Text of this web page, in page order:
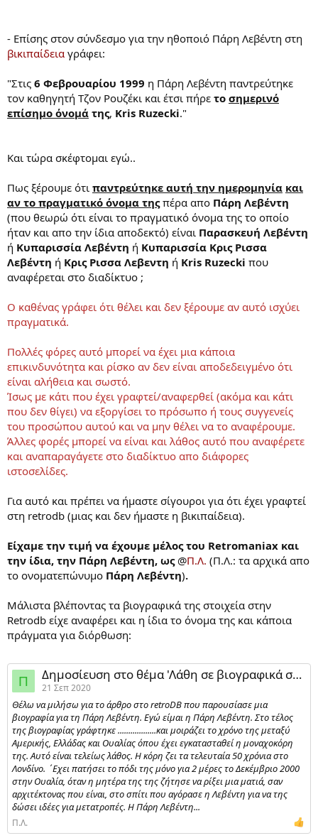
2006-03-16 -- ΠΟΛΕΜΟΙ ΓΙΑ ΤΟ ΠΕΤΡΕΛΑΙΟ. ΜΕΤΑ ΤΟ ΙΡΑΚ ΤΟ ΙΡΑΝ;
2006-03-23 -- Ο ΠΟΛΕΜΟΣ ΤΩΝ ΣΚΙΤΣΩΝ
2006-03-30 -- Η ΕΛΛΑΔΑ ΠΟΥ ΚΕΡΔΙΖΕΙ
2006-04-06 -- ΑΡΧΑΙΟΚΑΠΗΛΕΙΑ
2006-04-13 -- ΕΜΦΥΛΙΟΣ: ΤΑ ΑΙΤΙΑ
2006-04-27 -- ΑΡΧΑΙΟΚΑΠΗΛΙΑ
2006-05-04 -- ΑΛΕΞΑΝΔΡΟΣ ΠΑΝΑΓΟΥΛΗΣ
2006-05-25 -- ΜΕ ΑΦΟΡΜΗ ΤΟΝ ΚΩΔΙΚΑ ΝΤΑ ΒΙΝΤΣΙ: ΤΑ ΜΥΣΤΙΚΑ
ΤΟΥ ΒΑΤΙΚΑΝΟΥ
2006-06-15 -- ΑΪΝΣΤΑΪΝ
2006-10-26 -- ΚΑΤΟΧΗ ΚΑΙ ΑΝΤΙΣΤΑΣΗ
2006-11-02 -- Η ΑΜΕΡΙΚΗ ΣΤΙΣ ΚΑΛΠΕΣ
2006-11-16 -- Η ΑΓΝΩΣΤΗ ΑΝΤΙΣΤΑΣΗ ΚΑΤΑ ΤΗΣ ΔΙΚΤΑΤΟΡΙΑΣ
2006-11-30 -- Η ΚΟΥΒΑ ΤΟΥ ΦΙΝΤΕΛ ΚΑΣΤΡΟ
2006-12-07 -- ΦΡΟΫΝΤ, Η ΕΛΛΑΔΑ ΣΤΟ ΝΤΙΒΑΝΙ
2006-12-14 -- ΠΙΝΟΣΕΤ, Η ΤΕΛΕΥΤΑΙΑ ΠΑΡΑΣΤΑΣΗ
2006-12-28 -- ΜΟΥΣΙΚΕΣ ΠΟΥ ΑΛΛΑΖΟΥΝ ΤΟΝ ΚΟΣΜΟ
2007-01-11 -- ΜΕΓΑΛΕΣ ΕΤΑΙΡΕΙΕΣ: ΟΙ ΝΕΟΙ ΑΦΕΝΤΕΣ ΤΟΥ ΠΛΑΝΗΤΗ
2007-01-18 -- Η ΡΩΣΙΑ ΤΟΥ ΠΟΥΤΙΝ
2007-01-25 -- ΟΛΟΚΑΥΤΩΜΑ: Η ΕΛΛΗΝΙΚΗ ΠΕΡΙΠΤΩΣΗ
2007-02-01 -- ΚΑΡΚΙΝΟΣ: ΕΝΑΣ ΠΟΛΕΜΟΣ ΠΟΥ ΚΕΡΔΙΖΕΤΑΙ;
2007-02-15 -- ΜΕΣΗ ΑΝΑΤΟΛΗ, ΛΙΓΟ ΠΡΙΝ ΤΗ ΜΕΓΑΛΗ ΕΚΡΗΞΗ -
ΕΠΑΝΑΛΗΨΗ
2007-02-22 -- ΠΕΡΙΒΑΛΛΟΝ: Ο ΚΑΙΡΟΣ ΤΡΕΛΑΘΗΚΕ;
2007-03-01 -- ΜΥΣΤΙΚΟΣ ΦΑΚΕΛΟΣ: CIA
2007-03-08 -- Η ΚΑΤΑΡΑ ΤΟΥ ΝΑ ΓΕΝΝΗΘΕΙΣ ΓΥΝΑΙΚΑ
2007-03-22 -- ΞΕΡΟΥΜΕ ΤΙ ΤΡΩΜΕ;
2007-03-29 -- ΑΝΘΡΩΠΟΘΥΣΙΕΣ ΣΤΟΥΣ ΔΡΟΜΟΥΣ
2007-04-12 -- ΤΡΟΦΕΣ ΚΑΙ ΧΗΜΕΙΑ
2007-04-19 -- ΤΑ ΔΙΚΑ ΜΑΣ 60's
2007-04-26 -- ΤΑ ΔΙΚΑ ΜΑΣ 60's, ΜΕΡΟΣ Β'
2007-05-17 -- ΜΑΘΗΤΕΣ ΣΤΑ ΠΡΟΘΥΡΑ ΝΕΥΡΙΚΗΣ ΚΡΙΣΗΣ
2007-05-31 -- ΙΣΠΑΝΙΚΟΣ ΕΜΦΥΛΙΟΣ, ΟΙ ΤΕΛΕΥΤΑΙΟΙ ΕΠΙΖΩΝΤΕΣ
2007-06-07 -- ΤΑΛΕΝΤΟ: ΓΕΝΝΙΕΣΑΙ Ή ΓΙΝΕΣΑΙ;
2007-06-21 -- ΠΡΟΣΦΥΓΕΣ: ΑΝΑΖΗΤΩΝΤΑΣ ΈΝΑ ΑΣΦΑΛΕΣ ΛΙΜΑΝΙ
2007-06-28 -- ΤΟΝΥ ΜΠΛΕΡ: ΤΟ ΜΕΓΑΛΟ ΑΝΤΙΟ
2007-10-25 -- Η ΕΛΛΑΔΑ ΤΟΥ ΧΙΤΛΕΡ
2007-11-15 -- ΠΟΛΥΤΕΧΝΕΙΟ - ΒΑΣΑΝΙΣΤΗΡΙΑ
2007-11-22 -- ΠΕΙΡΑΜΑΤΟΖΩΑ ΠΟΛΕΜΟΥ
2007-11-29 -- Μεταλλαγμένα – Το Βιβλίο Βιολογίας της Γ’
Γυμνασίου
2007-12-27 -- 90 Χρόνια από την Οκτωβριανή Επανάσταση:
Σύντροφοι Ευτυχώς ηττηθήκαμε;
2008-01-03 -- Εις το όνομα του Θεού – Αιρέσεις
2008-01-24 -- ΛΑΤΙΝΙΚΗ ΑΜΕΡΙΚΗ
2008-01-31 -- Η ΑΛΛΗ ΕΛΛΑΔΑ
2008-02-07 -- Η ΓΕΝΟΚΤΟΝΙΑ ΤΩΝ ΑΡΜΕΝΙΩΝ
2008-02-14 -- ΤΑ ΚΙΝΗΤΑ, ΟΙ ΚΕΡΑΙΕΣ ΚΑΙ Η ΥΓΕΙΑ ΜΑΣ
2008-02-21 -- ΠΕΡΙΒΑΛΛΟΝ, ΜΕΤΑ ΤΗΝ ΠΑΡΝΗΘΑ. ΥΠΑΡΧΕΙ
ΣΩΤΗΡΙΑ;
2008-03-06 -- ΧΙΛΑΡΙ - ΟΜΠΑΜΑ ΚΑΙ ΟΙ ΑΜΕΡΙΚΑΝΙΚΕΣ ΕΚΛΟΓΕΣ
2008-03-13 -- Η Ρωσία μετά τον Πούτιν
2008-04-03 -- 5 Χρόνια από την εισβολή στο Ιράκ: Τα μυστικά
αμερικανικά σχέδια και η ιρακινή αντίσταση
2008-04-10 -- 5 Χρόνια από την εισβολή στο Ιράκ: ΜΜΕ και
- Επίσης στον σύνδεσμο για την ηθοποιό Πάρη Λεβέντη στη
βικιπαίδεια γράφει:
"Στις 6 Φεβρουαρίου 1999 η Πάρη Λεβέντη παντρεύτηκε
τον καθηγητή Τζον Ρουζέκι και έτσι πήρε το σημερινό
επίσημο όνομά της, Kris Ruzecki."
Και τώρα σκέφτομαι εγώ..
Πως ξέρουμε ότι παντρεύτηκε αυτή την ημερομηνία και
αν το πραγματικό όνομα τηςπέρα απο Πάρη Λεβέντη
(που θεωρώ ότι είναι το πραγματικό όνομα της το οποίο
ήταν και απο την ίδια αποδεκτό) είναι Παρασκευή Λεβέντη
ή Κυπαρισσία Λεβέντη ή Κυπαρισσία Κρις Ρισσα
Λεβέντη ή Κρις Ρισσα Λεβεντη ή Kris Ruzecki που
αναφέρεται στο διαδίκτυο ;
Ο καθένας γράφει ότι θέλει και δεν ξέρουμε αν αυτό ισχύει
πραγματικά.
Πολλές φόρες αυτό μπορεί να έχει μια κάποια
επικινδυνότητα και ρίσκο αν δεν είναι αποδεδειγμένο ότι
είναι αλήθεια και σωστό.
Ίσως με κάτι που έχει γραφτεί/αναφερθεί (ακόμα και κάτι
που δεν θίγει) να εξοργίσει το πρόσωπο ή τους συγγενείς
του προσώπου αυτού και να μην θέλει να το αναφέρουμε.
Άλλες φορές μπορεί να είναι και λάθος αυτό που αναφέρετε
και αναπαραγάγετε στο διαδίκτυο απο διάφορες
ιστοσελίδες.
Για αυτό και πρέπει να ήμαστε σίγουροι για ότι έχει γραφτεί
στη retrodb (μιας και δεν ήμαστε η βικιπαίδεια).
Είχαμε την τιμή να έχουμε μέλος του Retromaniax και
την ίδια, την Πάρη Λεβέντη, ως @Π.Λ. (Π.Λ.: τα αρχικά απο
το ονοματεπώνυμο Πάρη Λεβέντη).
Μάλιστα βλέποντας τα βιογραφικά της στοιχεία στην
Retrodb είχε αναφέρει και η ίδια το όνομα της και κάποια
πράγματα για διόρθωση:
Π Δημοσίευση στο θέμα 'Λάθη σε βιογραφικά στοιχεία που κυκλοφορούν στο διαδίκτυο'
21 Σεπ 2020
Θέλω να μιλήσω για το άρθρο στο retroDB που παρουσίασε μια
βιογραφία για τη Πάρη Λεβέντη. Εγώ είμαι η Πάρη Λεβέντη. Στο τέλος
της βιογραφίας γράφτηκε ..................και μοιράζει το χρόνο της μεταξύ
Αμερικής, Ελλάδας και Ουαλίας όπου έχει εγκατασταθεί η μοναχοκόρη
της. Αυτό είναι τελείως λάθος. Η κόρη ζει τα τελευταία 50 χρόνια στο
Λονδίνο. ΄Εχει πατήσει το πόδι της μόνο για 2 μέρες το Δεκέμβριο 2000
στην Ουαλία, όταν η μητέρα της της ζήτησε να ρίξει μια ματιά, σαν
αρχιτέκτονας που είναι, στο σπίτι που αγόρασε η Λεβέντη για να της
δώσει ιδέες για μετατροπές. Η Πάρη Λεβέντη...
Π.Λ.